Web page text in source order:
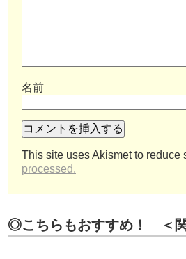
名前
This site uses Akismet to reduce
processed.
◎こちらもおすすめ！ ＜